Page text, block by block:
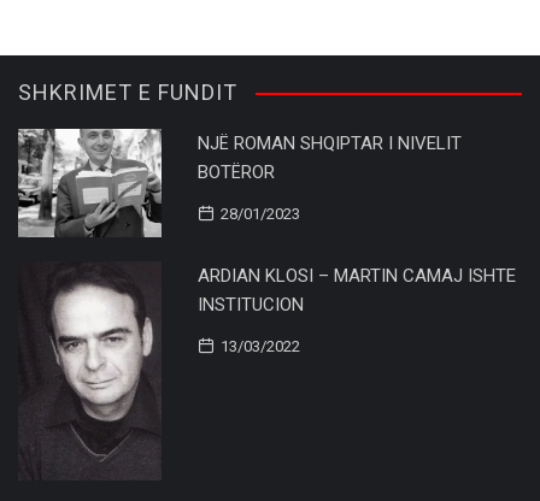
SHKRIMET E FUNDIT
NJË ROMAN SHQIPTAR I NIVELIT
BOTËROR
28/01/2023
ARDIAN KLOSI – MARTIN CAMAJ ISHTE
INSTITUCION
13/03/2022